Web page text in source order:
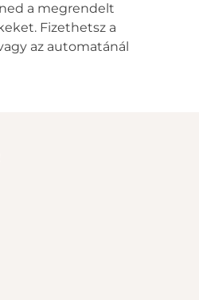
a megrendelt
Fizethetsz a
az automatánál